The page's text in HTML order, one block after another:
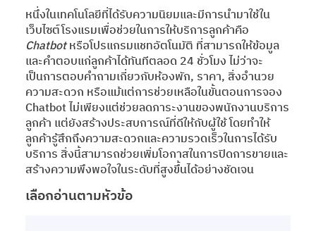
หนึ่งในเทคโนโลยีที่ได้รับความนิยมและมีการนำมาใช้ใน
เว็บไซต์โรงแรมเพื่อช่วยในการให้บริการลูกค้าคือ
Chatbotหรือโปรแกรมแชทอัตโนมัติ ที่สามารถให้ข้อมูล
และคำตอบแก่ลูกค้าได้ทันทีตลอด 24 ชั่วโมง ไม่ว่าจะ
เป็นการตอบคำถามเกี่ยวกับห้องพัก, ราคา, สิ่งอำนวย
ความสะดวก หรือแม้แต่การช่วยเหลือในขั้นตอนการจอง
Chatbot ไม่เพียงแต่ช่วยลดภาระงานของพนักงานบริการ
ลูกค้า แต่ยังสร้างประสบการณ์ที่ดีให้กับผู้ใช้ โดยทำให้
ลูกค้ารู้สึกถึงความสะดวกและความรวดเร็วในการได้รับ
บริการ สิ่งนี้สามารถช่วยเพิ่มโอกาสในการปิดการขายและ
สร้างความพึงพอใจในระดับที่สูงขึ้นได้อย่างชัดเจน
เลือกอ่านตามหัวข้อ